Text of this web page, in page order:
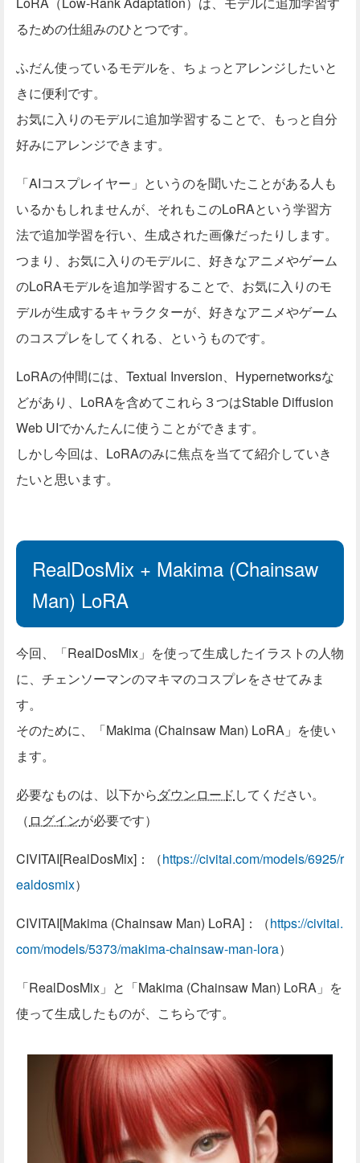
るための仕組みのひとつです。
ふだん使っているモデルを、ちょっとアレンジしたいと
きに便利です。
お気に入りのモデルに追加学習することで、もっと自分
好みにアレンジできます。
「AIコスプレイヤー」というのを聞いたことがある人も
いるかもしれませんが、それもこのLoRAという学習方
法で追加学習を行い、生成された画像だったりします。
つまり、お気に入りのモデルに、好きなアニメやゲーム
のLoRAモデルを追加学習することで、お気に入りのモ
デルが生成するキャラクターが、好きなアニメやゲーム
のコスプレをしてくれる、というものです。
LoRAの仲間には、Textual Inversion、Hypernetworksな
どがあり、LoRAを含めてこれら３つはStable Diffusion
Web UIでかんたんに使うことができます。
しかし今回は、LoRAのみに焦点を当てて紹介していき
たいと思います。
RealDosMix + Makima (Chainsaw
Man) LoRA
今回、「RealDosMix」を使って生成したイラストの人物
に、チェンソーマンのマキマのコスプレをさせてみま
す。
そのために、「Makima (Chainsaw Man) LoRA」を使い
ます。
必要なものは、以下からダウンロード してください。
（ ログインが必要です）
CIVITAI[RealDosMix]：（https://civitai.com/models/6925/r
ealdosmix）
CIVITAI[Makima (Chainsaw Man) LoRA]：（https://civitai.
com/models/5373/makima-chainsaw-man-lora）
「RealDosMix」と「Makima (Chainsaw Man) LoRA」を
使って生成したものが、こちらです。